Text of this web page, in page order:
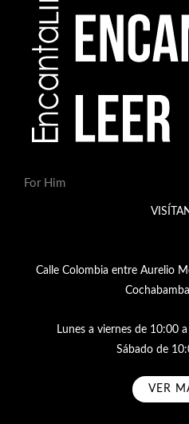
For Him
Calle Colombia entre Aurelio
Lunes a viernes de 10:00
Sábado de
VER